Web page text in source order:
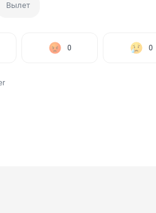
Вылет
0 0